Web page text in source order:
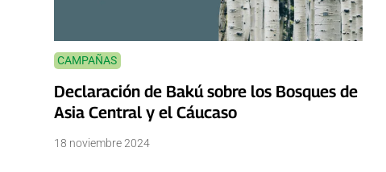
CAMPAÑAS
Declaración de Bakú sobre los Bosques de
Asia Central y el Cáucaso
18 noviembre 2024